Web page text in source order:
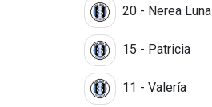
20 - Nerea Luna
15 - Patricia
11 - Valería